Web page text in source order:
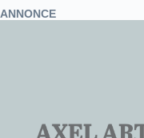
ANNONCE